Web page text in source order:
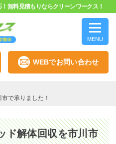
無料見積もりならクリーンワークス！
MENU
WEBでお問い合わせ
で承りました！
ド解体回収を市川市